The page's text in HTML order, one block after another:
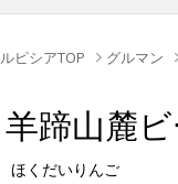
ルピシアTOP グルマン
羊蹄山麓
ほくだいりんご